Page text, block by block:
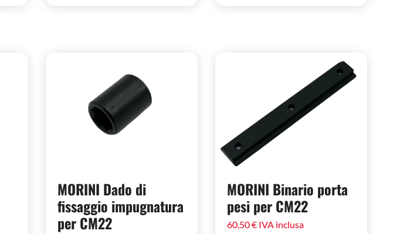
MORINI Dado di
fissaggio impugnatura
per CM22
MORINI Binario porta
pesi per CM22
60,50€ IVA inclusa